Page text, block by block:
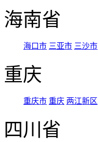
海南省
海口市 三亚市 三沙市
重庆
重庆市 重庆 两江新区
四川省